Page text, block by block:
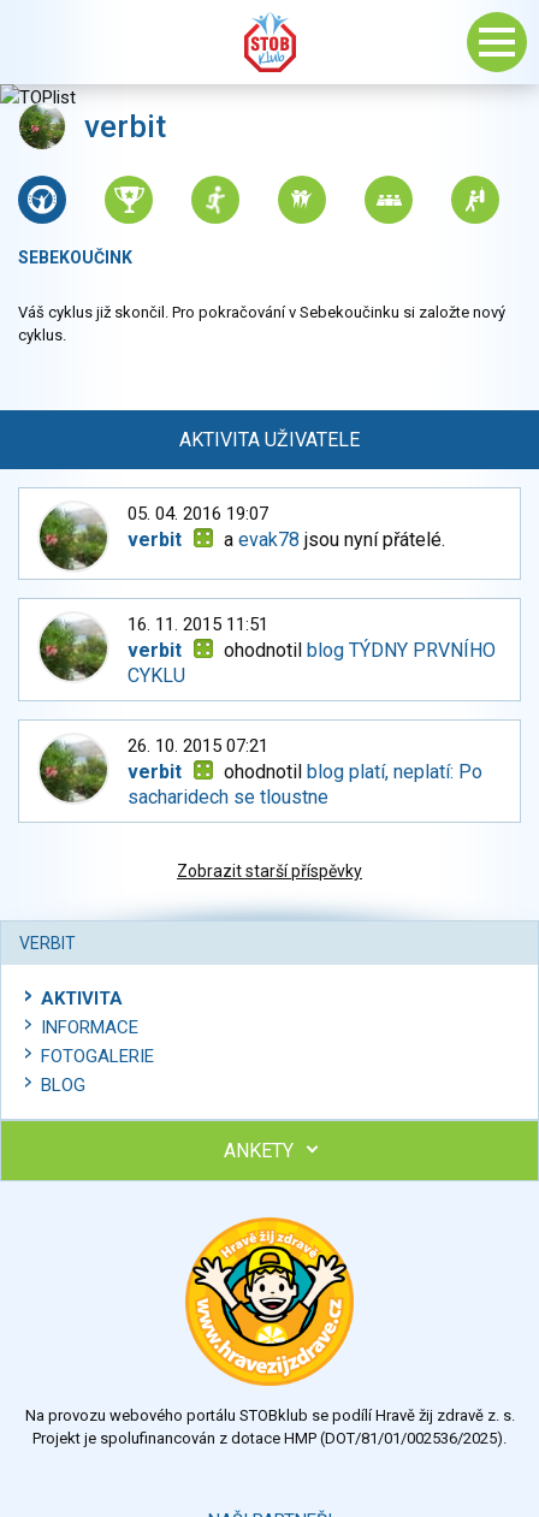
verbit
SEBEKOUČINK
Váš cyklus již skončil. Pro pokračování v Sebekoučinku si založte nový
cyklus.
AKTIVITA UŽIVATELE
05. 04. 2016 19:07
verbit aevak78 jsou nyní přátelé.
16. 11. 2015 11:51
verbit ohodnotil blog TÝDNY PRVNÍHO
CYKLU
26. 10. 2015 07:21
verbit ohodnotil blog platí, neplatí: Po
sacharidech se tloustne
Zobrazit starší příspěvky
VERBIT
AKTIVITA
INFORMACE
FOTOGALERIE
BLOG
ANKETY
Výsledky Všechny ankety
Na provozu webového portálu STOBklub se podílí Hravě žij zdravě z. s.
Projekt je spolufinancován z dotace HMP (DOT/81/01/002536/2025).